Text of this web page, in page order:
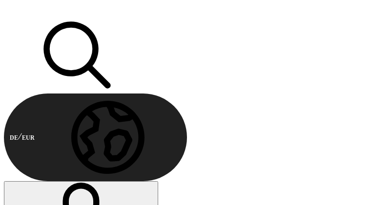
DE EUR